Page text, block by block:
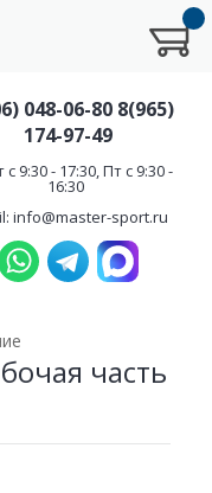
048-06-80 8(965)
174-97-49
9:30 - 17:30, Пт с 9:30 -
16:30
info@master-sport.ru
часть